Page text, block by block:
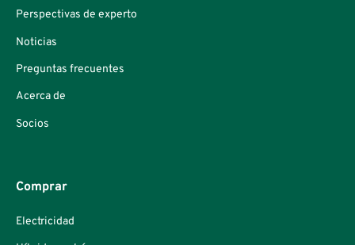
Perspectivas de experto
Noticias
Preguntas frecuentes
Acerca de
Socios
Comprar
Electricidad